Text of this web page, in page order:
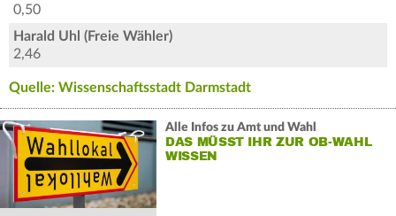
0,50
Harald Uhl (Freie Wähler)
2,46
Quelle: Wissenschaftsstadt Darmstadt
Alle Infos zu Amt und Wahl
DAS MÜSST IHR ZUR OB-WAHL
WISSEN